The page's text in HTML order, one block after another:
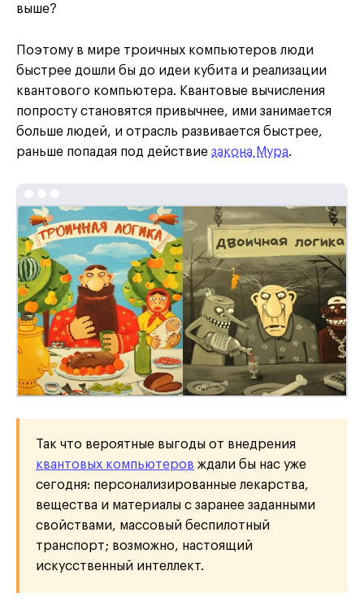
выше?
Поэтому в мире троичных компьютеров люди
быстрее дошли бы до идеи кубита и реализации
квантового компьютера. Квантовые вычисления
попросту становятся привычнее, ими занимается
больше людей, и отрасль развивается быстрее,
раньше попадая под действие закона Мура.
Так что вероятные выгоды от внедрения
квантовых компьютеров ждали бы нас уже
сегодня: персонализированные лекарства,
вещества и материалы с заранее заданными
свойствами, массовый беспилотный
транспорт; возможно, настоящий
искусственный интеллект.